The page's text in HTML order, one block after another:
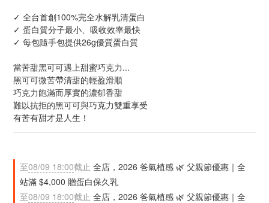
✓ 全台首創100%完全水解乳清蛋白
✓ 蛋白質分子最小、吸收效率最快
✓ 每包隨手包提供26g優質蛋白質
當苦甜黑可可遇上甜蜜巧克力...
黑可可微苦帶清甜的輕盈滑順
巧克力飽滿而厚實的濃郁香甜
難以抗拒的黑可可與巧克力雙重享受
有苦有甜才是人生！
至08/09 18:00截止 全店，2026 爸氣植感 🌿 父親節優惠｜全
站滿 $4,000 贈蛋白保久乳
至08/09 18:00截止 全店，2026 爸氣植感 🌿 父親節優惠｜全